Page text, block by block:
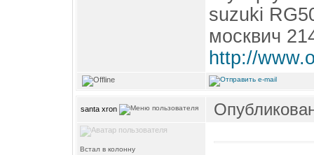
suzuki
москвич
http://
santa xron
Встал в колонну